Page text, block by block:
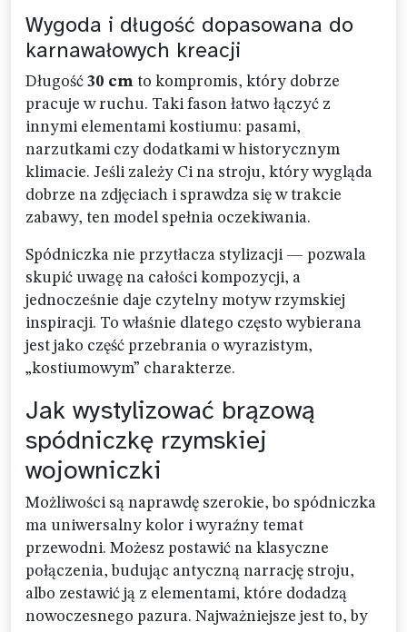
Wygoda i długość dopasowana do
karnawałowych kreacji
Długość 30 cm to kompromis, który dobrze
pracuje w ruchu. Taki fason łatwo łączyć z
innymi elementami kostiumu: pasami,
narzutkami czy dodatkami w historycznym
klimacie. Jeśli zależy Ci na stroju, który wygląda
dobrze na zdjęciach i sprawdza się w trakcie
zabawy, ten model spełnia oczekiwania.
Spódniczka nie przytłacza stylizacji — pozwala
skupić uwagę na całości kompozycji, a
jednocześnie daje czytelny motyw rzymskiej
inspiracji. To właśnie dlatego często wybierana
jest jako część przebrania o wyrazistym,
„kostiumowym” charakterze.
Jak wystylizować brązową
spódniczkę rzymskiej
wojowniczki
Możliwości są naprawdę szerokie, bo spódniczka
ma uniwersalny kolor i wyraźny temat
przewodni. Możesz postawić na klasyczne
połączenia, budując antyczną narrację stroju,
albo zestawić ją z elementami, które dodadzą
nowoczesnego pazura. Najważniejsze jest to, by